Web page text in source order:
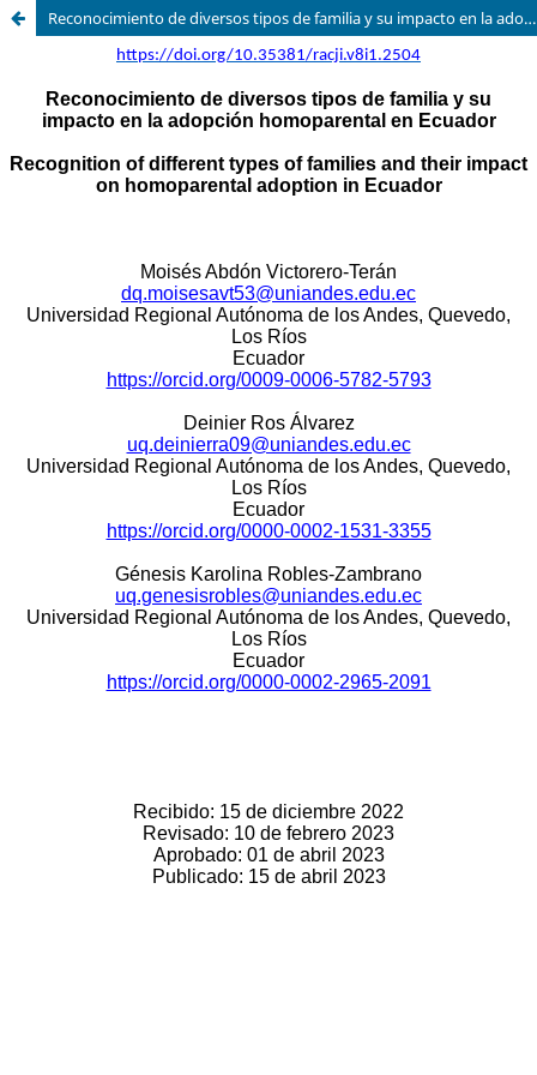
Reconocimiento de diversos tipos de familia y su impacto en la adopción homoparental en Ecuador